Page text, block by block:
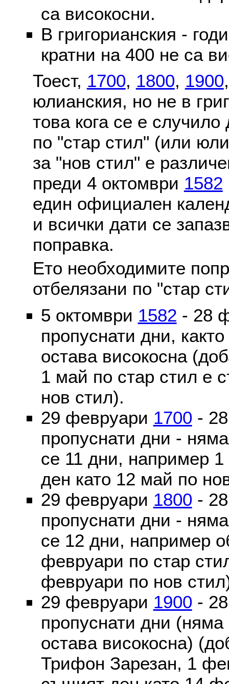
са високосни.
В григорианския -
кратни на 400 не са
Тоест, 1700, 1800, 1900
юлианския, но не в
това кога се е
по "стар стил" (или
за "нов стил" е
преди 4 октомври 1582
един официален
и всички дати се
поправка.
Ето необходимите
отбелязани по "стар
5 октомври 1582 - 28
пропуснати дни,
остава високосна
1 май по стар стил е
нов стил).
29 февруари 1700 -
пропуснати дни -
се 11 дни, например
ден като 12 май по
29 февруари 1800 -
пропуснати дни -
се 12 дни, например
февруари по стар
февруари по нов
29 февруари 1900 -
пропуснати дни
остава високосна)
Трифон Зарезан, 1